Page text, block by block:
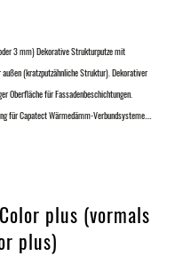
3 mm) Dekorative Strukturputze mit
(kratzputzähnliche Struktur). Dekorativer
Oberfläche für Fassadenbeschichtungen.
für Capatect Wärmedämm-Verbundsysteme.…
plus (vormals
plus)